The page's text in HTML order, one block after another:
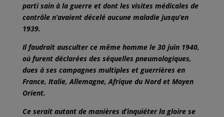
parti sain à la guerre et dont les visites médicales de
contrôle n’avaient décelé aucune maladie jusqu’en
1939.
Il faudrait ausculter ce même homme le 30 juin 1940,
où furent déclarées des séquelles pneumologiques,
dues à ses campagnes multiples et guerrières en
France, Italie, Allemagne, Afrique du Nord et Moyen
Orient.
Ce serait autant de manières d’inquiéter la gloire se